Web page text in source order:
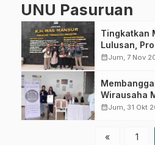
UNU Pasuruan
Tingkatkan
Lulusan,
Aktif
calendar_monthJum, 7 Nov
Wirausaha
Pasuruan
calendar_monthJum, 31 Okt
« 1